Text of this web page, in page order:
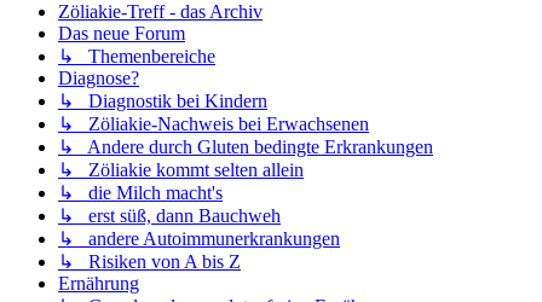
Zöliakie-Treff - das Archiv
Das neue Forum
↳ Themenbereiche
Diagnose?
↳ Diagnostik bei Kindern
↳ Zöliakie-Nachweis bei Erwachsenen
↳ Andere durch Gluten bedingte Erkrankungen
↳ Zöliakie kommt selten allein
↳ die Milch macht's
↳ erst süß, dann Bauchweh
↳ andere Autoimmunerkrankungen
↳ Risiken von A bis Z
Ernährung